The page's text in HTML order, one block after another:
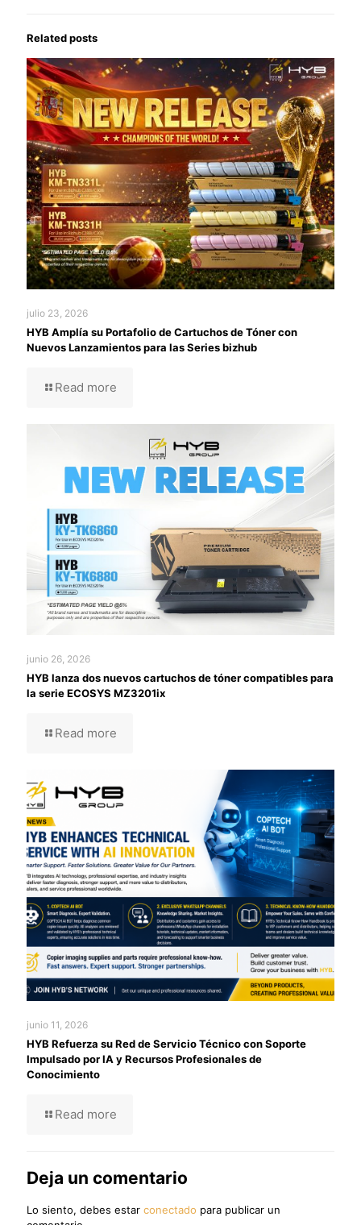
Related posts
julio 23, 2026
HYB Amplía su Portafolio de Cartuchos de Tóner con
Nuevos Lanzamientos para las Series bizhub
Read more
junio 26, 2026
HYB lanza dos nuevos cartuchos de tóner compatibles para
la serie ECOSYS MZ3201ix
Read more
junio 11, 2026
HYB Refuerza su Red de Servicio Técnico con Soporte
Impulsado por IA y Recursos Profesionales de
Conocimiento
Read more
Deja un comentario
Lo siento, debes estar conectado para publicar un